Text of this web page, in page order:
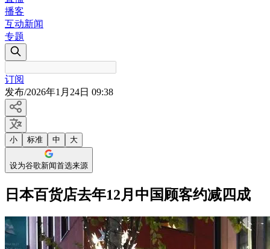
播客
互动新闻
专题
订阅
发布/2026年1月24日 09:38
小 标准 中 大
设为谷歌新闻首选来源
日本百货店去年12月中国顾客约减四成